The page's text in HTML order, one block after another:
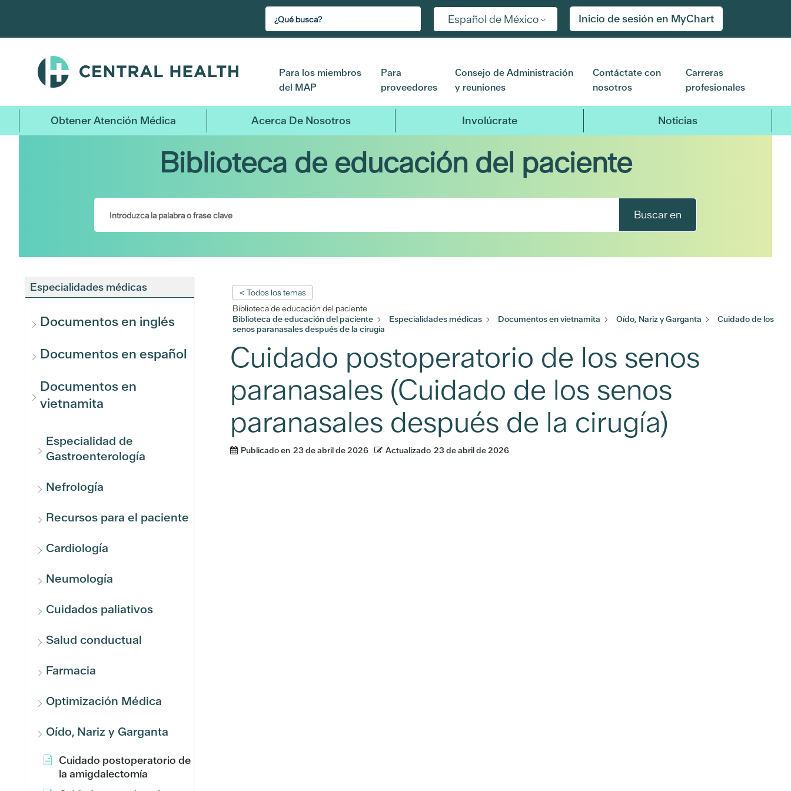
contenido
Español de México Inicio de sesión en MyChart
Para los miembros
del MAP
Para
proveedores
Consejo de Administración
y reuniones
Contáctate con
nosotros
Carreras
profesionales
Obtener Atención Médica Acerca De Nosotros Involúcrate Noticias
Biblioteca de educación del paciente
Buscar en
Especialidades médicas
Documentos en inglés
Documentos en español
Documentos en
vietnamita
Especialidad de
Gastroenterología
Nefrología
Recursos para el paciente
Cardiología
Neumología
Cuidados paliativos
Salud conductual
Farmacia
Optimización Médica
Oído, Nariz y Garganta
Cuidado postoperatorio de
la amigdalectomía
< Todos los temas
Biblioteca de educación del paciente
Biblioteca de educación del paciente
Especialidades médicas Documentos en vietnamita Oído, Nariz y Garganta
Cuidado de los
senos paranasales después de la cirugía
Cuidado postoperatorio de los senos
paranasales (Cuidado de los senos
paranasales después de la cirugía)
Publicado en 23 de abril de 2026 Actualizado 23 de abril de 2026